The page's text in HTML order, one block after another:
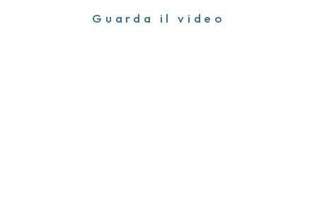
DIVERTENTI
Guarda il video